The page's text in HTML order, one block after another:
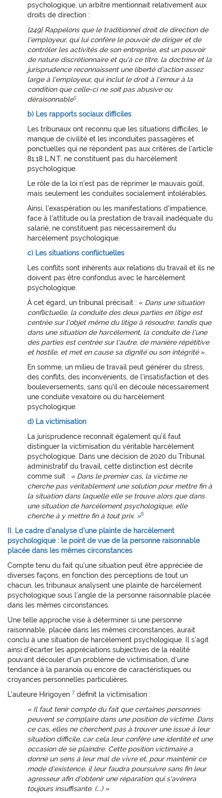
psychologique, un arbitre mentionnait relativement aux
droits de direction :
[249] Rappelons que le traditionnel droit de direction de
l'employeur, qui lui confère le pouvoir de diriger et de
contrôler les activités de son entreprise, est un pouvoir
de nature discrétionnaire et qu'à ce titre, la doctrine et la
jurisprudence reconnaissent une liberté d'action assez
large à l'employeur, qui inclut le droit à l'erreur à la
condition que celle-ci ne soit pas abusive ou
déraisonnable5.
b) Les rapports sociaux difficiles
Les tribunaux ont reconnu que les situations difficiles, le
manque de civilité et les inconduites passagères et
ponctuelles qui ne répondent pas aux critères de l'article
81.18 L.N.T. ne constituent pas du harcèlement
psychologique.
Le rôle de la loi n'est pas de réprimer le mauvais goût,
mais seulement les conduites socialement intolérables.
Ainsi, l'exaspération ou les manifestations d'impatience,
face à l'attitude ou la prestation de travail inadéquate du
salarié, ne constituent pas nécessairement du
harcèlement psychologique.
c) Les situations conflictuelles
Les conflits sont inhérents aux relations du travail et ils ne
doivent pas être confondus avec le harcèlement
psychologique.
À cet égard, un tribunal précisait : « Dans une situation
conflictuelle, la conduite des deux parties en litige est
centrée sur l'objet même du litige à résoudre, tandis que
dans une situation de harcèlement, la conduite de l'une
des parties est centrée sur l'autre, de manière répétitive
et hostile, et met en cause sa dignité ou son intégrité».
En somme, un milieu de travail peut générer du stress,
des conflits, des inconvénients, de l'insatisfaction et des
bouleversements, sans qu'il en découle nécessairement
une conduite vexatoire ou du harcèlement
psychologique.
d) La victimisation
La jurisprudence reconnait également qu’il faut
distinguer la victimisation du véritable harcèlement
psychologique. Dans une décision de 2020 du Tribunal
administratif du travail, cette distinction est décrite
comme suit : « Dans le premier cas, la victime ne
cherche pas véritablement une solution pour mettre fin à
la situation dans laquelle elle se trouve alors que dans
une situation de harcèlement psychologique, elle
cherche à y mettre fin à tout prix. »6
II. Le cadre d'analyse d'une plainte de harcèlement
psychologique : le point de vue de la personne raisonnable
placée dans les mêmes circonstances
Compte tenu du fait qu'une situation peut être appréciée de
diverses façons, en fonction des perceptions de tout un
chacun, les tribunaux analysent une plainte de harcèlement
psychologique sous l'angle de la personne raisonnable placée
dans les mêmes circonstances.
Une telle approche vise à déterminer si une personne
raisonnable, placée dans les mêmes circonstances, aurait
conclu à une situation de harcèlement psychologique. Il s'agit
ainsi d'écarter les appréciations subjectives de la réalité
pouvant découler d'un problème de victimisation, d'une
tendance à la paranoïa ou encore de caractéristiques ou
croyances personnelles particulières.
L'auteure Hirigoyen 7 définit la victimisation :
« Il faut tenir compte du fait que certaines personnes
peuvent se complaire dans une position de victime. Dans
ce cas, elles ne cherchent pas à trouver une issue à leur
situation difficile, car cela leur confère une identité et une
occasion de se plaindre. Cette position victimaire a
donné un sens à leur mal de vivre et, pour maintenir ce
mode d'existence, il leur faudra poursuivre sans fin leur
agresseur afin d'obtenir une réparation qui s'avérera
toujours insuffisante. (...) »